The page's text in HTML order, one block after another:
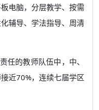
电脑，分层教学、按需
辅导、学法指导、周清
任的教师队伍中，中、
近70%，连续七届学区